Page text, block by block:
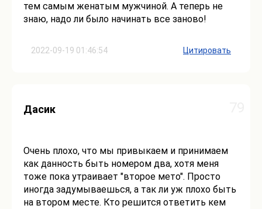
2022-09-19 01:46:54
тем самым женатым мужчиной. А теперь не
знаю, надо ли было начинать все заново!
Цитировать
Дасик
Очень плохо, что мы привыкаем и принимаем
как данность быть номером два, хотя меня
тоже пока утраивает "второе мето". Просто
иногда задумываешься, а так ли уж плохо быть
на втором месте. Кто решится ответить кем